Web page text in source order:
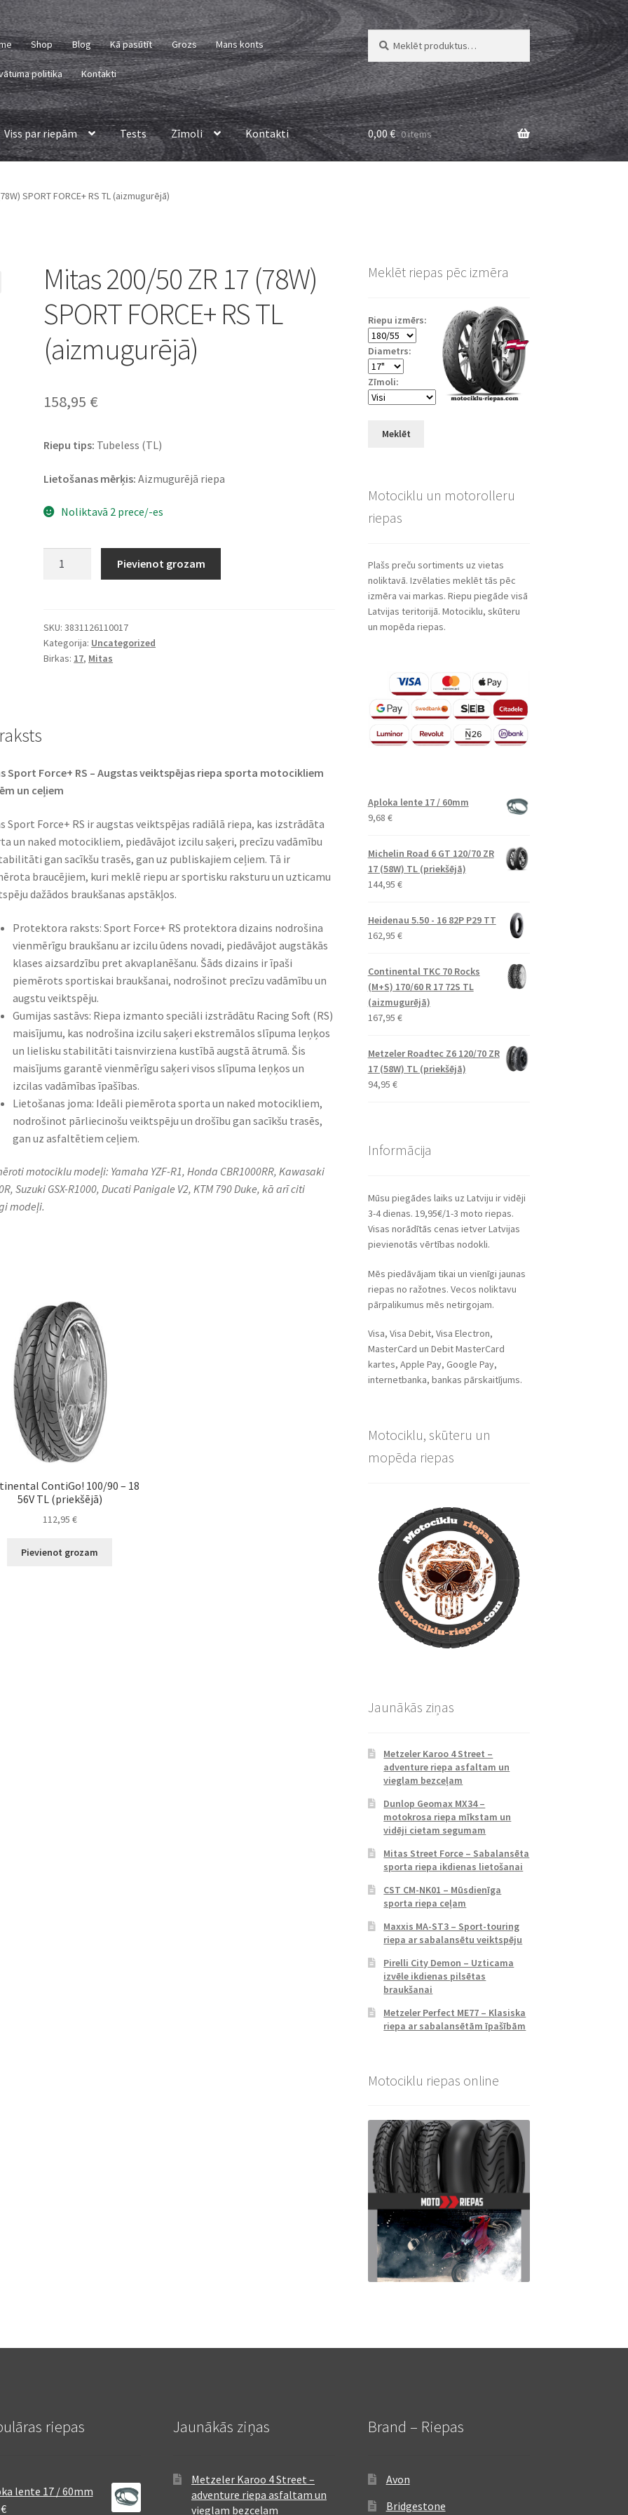
Shop Blog Kā pasūtīt Grozs Mans konts
politika Kontakti
Meklēt:
Meklēt
Viss par riepām Tests Zīmoli Kontakti 0,00€ 0 items
SPORT FORCE+ RS TL (aizmugurējā)
Mitas 200/50 ZR 17 (78W)
SPORT FORCE+ RS TL
(aizmugurējā)
158,95 €
Riepu tips: Tubeless (TL)
Lietošanas mērķis: Aizmugurējā riepa
Noliktavā 2 prece/-es
(78W)
SPORT
FORCE+
Pievienot grozam
SKU:3831126110017
Kategorija: Uncategorized
Birkas: 17, Mitas
Sport Force+ RS – Augstas veiktspējas riepa sporta motocikliem
un ceļiem
Sport Force+ RS ir augstas veiktspējas radiālā riepa, kas izstrādāta
un naked motocikliem, piedāvājot izcilu saķeri, precīzu vadāmību
gan sacīkšu trasēs, gan uz publiskajiem ceļiem. Tā ir
braucējiem, kuri meklē riepu ar sportisku raksturu un uzticamu
dažādos braukšanas apstākļos.
Protektora raksts: Sport Force+ RS protektora dizains nodrošina
vienmērīgu braukšanu ar izcilu ūdens novadi, piedāvājot augstākās
klases aizsardzību pret akvaplanēšanu. Šāds dizains ir īpaši
piemērots sportiskai braukšanai, nodrošinot precīzu vadāmību un
augstu veiktspēju.
Gumijas sastāvs: Riepa izmanto speciāli izstrādātu Racing Soft (RS)
maisījumu, kas nodrošina izcilu saķeri ekstremālos slīpuma leņķos
un lielisku stabilitāti taisnvirziena kustībā augstā ātrumā. Šis
maisījums garantē vienmērīgu saķeri visos slīpuma leņķos un
izcilas vadāmības īpašības.
Lietošanas joma: Ideāli piemērota sporta un naked motocikliem,
nodrošinot pārliecinošu veiktspēju un drošību gan sacīkšu trasēs,
gan uz asfaltētiem ceļiem.
motociklu modeļi: Yamaha YZF-R1, Honda CBR1000RR, Kawasaki
Suzuki GSX-R1000, Ducati Panigale V2, KTM 790 Duke, kā arī citi
modeļi.
ContiGo! 100/90 – 18
56V TL (priekšējā)
112,95 €
Pievienot grozam
Meklēt riepas pēc izmēra
Riepu izmērs:
Diametrs:
Zīmoli:
Meklēt
Motociklu un motorolleru
riepas
Plašs preču sortiments uz vietas
noliktavā. Izvēlaties meklēt tās pēc
izmēra vai markas. Riepu piegāde visā
Latvijas teritorijā. Motociklu, skūteru
un mopēda riepas.
Aploka lente 17 / 60mm
9,68 €
Michelin Road 6 GT 120/70 ZR
17 (58W) TL (priekšējā)
144,95 €
Heidenau 5.50 - 16 82P P29 TT
162,95 €
Continental TKC 70 Rocks
(M+S) 170/60 R 17 72S TL
(aizmugurējā)
167,95 €
Metzeler Roadtec Z6 120/70 ZR
17 (58W) TL (priekšējā)
94,95 €
Informācija
Mūsu piegādes laiks uz Latviju ir vidēji
3-4 dienas. 19,95€/1-3 moto riepas.
Visas norādītās cenas ietver Latvijas
pievienotās vērtības nodokli.
Mēs piedāvājam tikai un vienīgi jaunas
riepas no ražotnes. Vecos noliktavu
pārpalikumus mēs netirgojam.
Visa, Visa Debit, Visa Electron,
MasterCard un Debit MasterCard
kartes, Apple Pay, Google Pay,
internetbanka, bankas pārskaitījums.
Motociklu, skūteru un
mopēda riepas
Jaunākās ziņas
Metzeler Karoo 4 Street –
adventure riepa asfaltam un
vieglam bezceļam
Dunlop Geomax MX34 –
motokrosa riepa mīkstam un
vidēji cietam segumam
Mitas Street Force – Sabalansēta
sporta riepa ikdienas lietošanai
CST CM-NK01 – Mūsdienīga
sporta riepa ceļam
Maxxis MA-ST3 – Sport-touring
riepa ar sabalansētu veiktspēju
Pirelli City Demon – Uzticama
izvēle ikdienas pilsētas
braukšanai
Metzeler Perfect ME77 – Klasiska
riepa ar sabalansētām īpašībām
Motociklu riepas online
riepas
lente 17 / 60mm
€
Jaunākās ziņas
Metzeler Karoo 4 Street –
adventure riepa asfaltam un
vieglam bezceļam
Brand – Riepas
Avon
Bridgestone